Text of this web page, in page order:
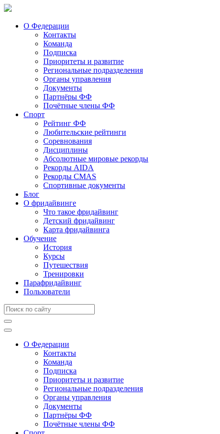
О Федерации
Контакты
Команда
Подписка
Приоритеты и развитие
Региональные подразделения
Органы управления
Документы
Партнёры ФФ
Почётные члены ФФ
Спорт
Рейтинг ФФ
Любительские рейтинги
Соревнования
Дисциплины
Абсолютные мировые рекорды
Рекорды AIDA
Рекорды CMAS
Спортивные документы
Блог
О фридайвинге
Что такое фридайвинг
Детский фридайвинг
Карта фридайвинга
Обучение
История
Курсы
Путешествия
Тренировки
Парафридайвинг
Пользователи
О Федерации
Контакты
Команда
Подписка
Приоритеты и развитие
Региональные подразделения
Органы управления
Документы
Партнёры ФФ
Почётные члены ФФ